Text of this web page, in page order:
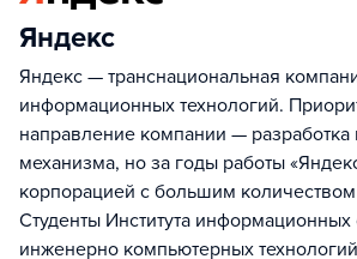
Яндекс
Яндекс — транснациональная
информационных технологий.
направление компании — разработка
механизма, но за годы работы
корпорацией с большим количеством
Студенты Института информационных
инженерно компьютерных